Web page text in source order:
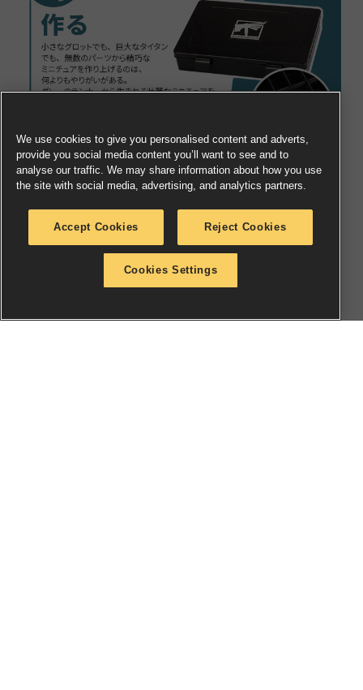
We use cookies to give you personalised content and adverts,
provide you social media content you’ll want to see and to
analyse our traffic. We may share information about how you use
the site with social media, advertising, and analytics partners.
Accept Cookies Reject Cookies
Cookies Settings